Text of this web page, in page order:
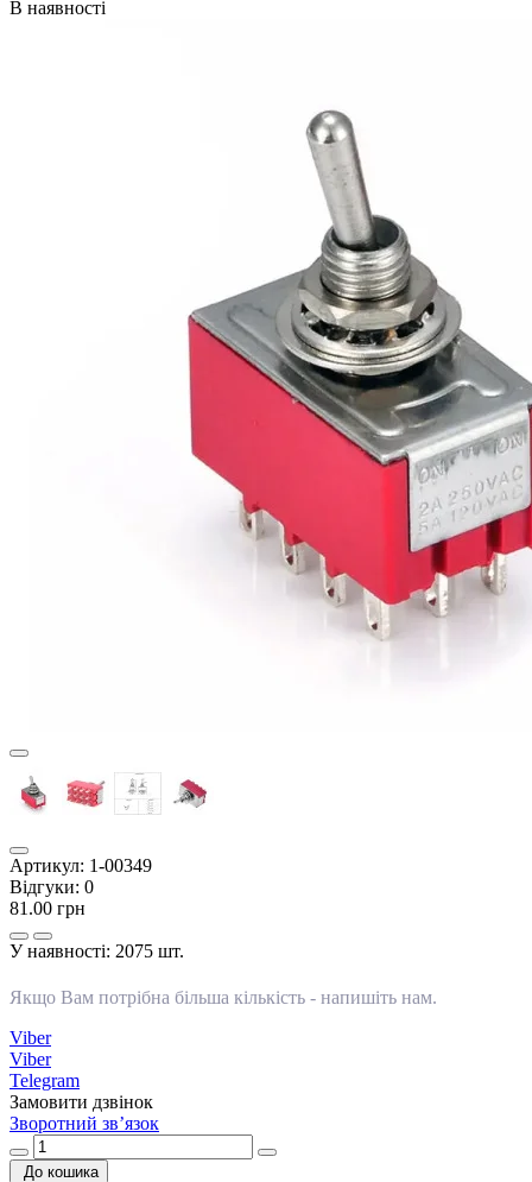
В наявності
Артикул: 1-00349
Відгуки: 0
81.00 грн
У наявності: 2075 шт.
Якщо Вам потрібна більша кількість - напишіть нам.
Viber
Viber
Telegram
Замовити дзвінок
Зворотний зв’язок
До кошика